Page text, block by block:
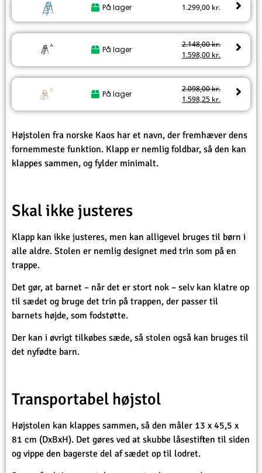
På lager 1.299,00 kr.
På lager
2.148,00kr.
1.598,00 kr.
På lager
2.098,00kr.
1.598,25 kr.
Højstolen fra norske Kaos har et navn, der fremhæver dens
fornemmeste funktion. Klapp er nemlig foldbar, så den kan
klappes sammen, og fylder minimalt.
Skal ikke justeres
Klapp kan ikke justeres, men kan alligevel bruges til børn i
alle aldre. Stolen er nemlig designet med trin som på en
trappe.
Det gør, at barnet – når det er stort nok – selv kan klatre op
til sædet og bruge det trin på trappen, der passer til
barnets højde, som fodstøtte.
Der kan i øvrigt tilkøbes sæde, så stolen også kan bruges til
det nyfødte barn.
Transportabel højstol
Højstolen kan klappes sammen, så den måler 13 x 45,5 x
81 cm (DxBxH). Det gøres ved at skubbe låsestiften til siden
og vippe den bagerste del af sædet op til lodret.